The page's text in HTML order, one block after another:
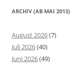
ARCHIV (AB MAI 2013)
August 2026(7)
Juli 2026(40)
Juni 2026(49)